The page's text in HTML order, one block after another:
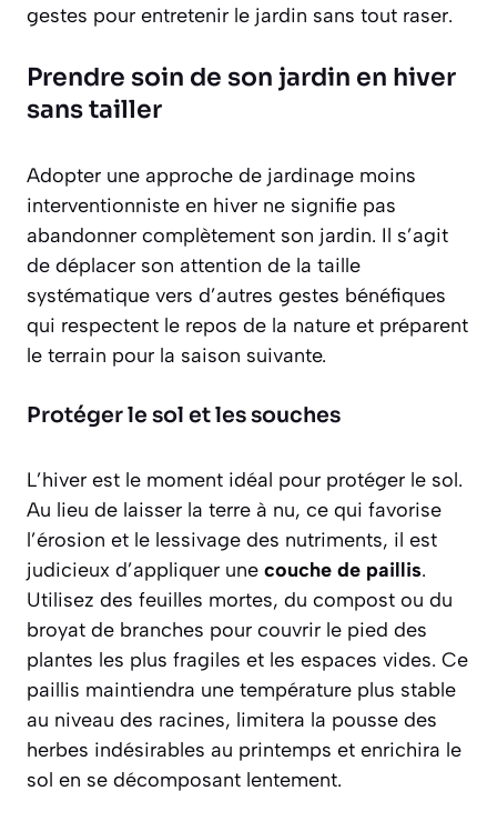
gestes pour entretenir le jardin sans tout raser.
Prendre soin de son jardin en hiver
sans tailler
Adopter une approche de jardinage moins
interventionniste en hiver ne signifie pas
abandonner complètement son jardin. Il s’agit
de déplacer son attention de la taille
systématique vers d’autres gestes bénéfiques
qui respectent le repos de la nature et préparent
le terrain pour la saison suivante.
Protéger le sol et les souches
L’hiver est le moment idéal pour protéger le sol.
Au lieu de laisser la terre à nu, ce qui favorise
l’érosion et le lessivage des nutriments, il est
judicieux d’appliquer une couche de paillis.
Utilisez des feuilles mortes, du compost ou du
broyat de branches pour couvrir le pied des
plantes les plus fragiles et les espaces vides. Ce
paillis maintiendra une température plus stable
au niveau des racines, limitera la pousse des
herbes indésirables au printemps et enrichira le
sol en se décomposant lentement.